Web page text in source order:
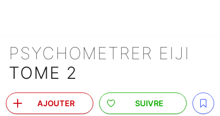
PSYCHOMETRER EIJI
TOME 2
AJOUTER SUIVRE